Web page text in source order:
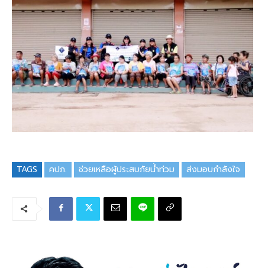
TAGS คปภ. ช่วยเหลือผู้ประสบภัยน้ำท่วม ส่งมอบกำลังใจ